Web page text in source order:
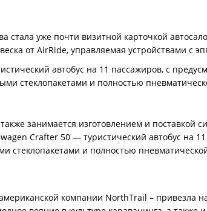
уже почти визитной карточкой
от AirRide, управляемая устройствами с
занимается изготовлением и поставкой
Crafter 50 — туристический автобус на
стеклопакетами и полностью
компании NorthTrail – привезла